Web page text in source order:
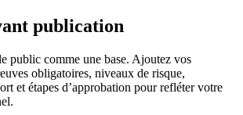
publication
public comme une base. Ajoutez vos
obligatoires, niveaux de risque,
et étapes d’approbation pour refléter votre